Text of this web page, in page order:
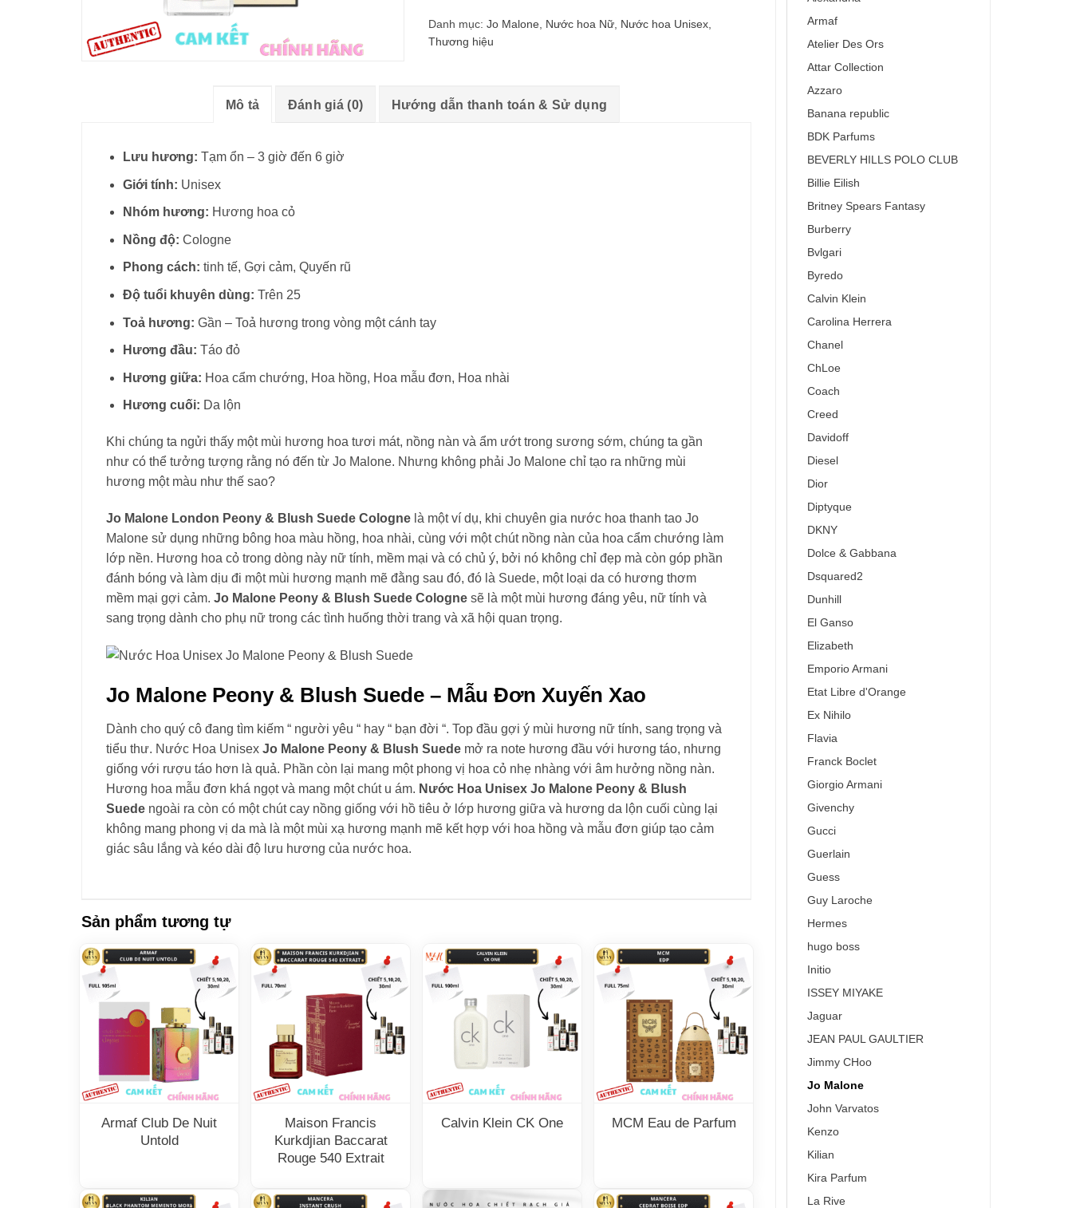
Armaf
Atelier Des Ors
Attar Collection
Azzaro
Banana republic
BDK Parfums
BEVERLY HILLS POLO CLUB
Billie Eilish
Britney Spears Fantasy
Burberry
Bvlgari
Byredo
Calvin Klein
Carolina Herrera
Chanel
ChLoe
Coach
Creed
Davidoff
Diesel
Dior
Diptyque
DKNY
Dolce & Gabbana
Dsquared2
Dunhill
El Ganso
Elizabeth
Emporio Armani
Etat Libre d'Orange
Ex Nihilo
Flavia
Franck Boclet
Giorgio Armani
Givenchy
Gucci
Guerlain
Guess
Guy Laroche
Hermes
hugo boss
Initio
ISSEY MIYAKE
Jaguar
JEAN PAUL GAULTIER
Jimmy CHoo
Jo Malone
John Varvatos
Kenzo
Kilian
Kira Parfum
La Rive
Danh mục: Jo Malone, Nước hoa Nữ, Nước hoa Unisex,
Thương hiệu
Mô tả Đánh giá (0) Hướng dẫn thanh toán & Sử dụng
Lưu hương: Tạm ổn – 3 giờ đến 6 giờ
Giới tính: Unisex
Nhóm hương: Hương hoa cỏ
Nồng độ: Cologne
Phong cách: tinh tế, Gợi cảm, Quyến rũ
Độ tuổi khuyên dùng: Trên 25
Toả hương: Gần – Toả hương trong vòng một cánh tay
Hương đầu: Táo đỏ
Hương giữa: Hoa cẩm chướng, Hoa hồng, Hoa mẫu đơn, Hoa nhài
Hương cuối: Da lộn
Khi chúng ta ngửi thấy một mùi hương hoa tươi mát, nồng nàn và ẩm ướt trong sương sớm, chúng ta gần
như có thể tưởng tượng rằng nó đến từ Jo Malone. Nhưng không phải Jo Malone chỉ tạo ra những mùi
hương một màu như thế sao?
Jo Malone London Peony & Blush Suede Cologne là một ví dụ, khi chuyên gia nước hoa thanh tao Jo
Malone sử dụng những bông hoa màu hồng, hoa nhài, cùng với một chút nồng nàn của hoa cẩm chướng làm
lớp nền. Hương hoa cỏ trong dòng này nữ tính, mềm mại và có chủ ý, bởi nó không chỉ đẹp mà còn góp phần
đánh bóng và làm dịu đi một mùi hương mạnh mẽ đằng sau đó, đó là Suede, một loại da có hương thơm
mềm mại gợi cảm. Jo Malone Peony & Blush Suede Cologne sẽ là một mùi hương đáng yêu, nữ tính và
sang trọng dành cho phụ nữ trong các tình huống thời trang và xã hội quan trọng.
Jo Malone Peony & Blush Suede – Mẫu Đơn Xuyến Xao
Dành cho quý cô đang tìm kiếm “ người yêu “ hay “ bạn đời “. Top đầu gợi ý mùi hương nữ tính, sang trọng và
tiểu thư. Nước Hoa Unisex Jo Malone Peony & Blush Suede mở ra note hương đầu với hương táo, nhưng
giống với rượu táo hơn là quả. Phần còn lại mang một phong vị hoa cỏ nhẹ nhàng với âm hưởng nồng nàn.
Hương hoa mẫu đơn khá ngọt và mang một chút u ám. Nước Hoa Unisex Jo Malone Peony & Blush
Suede ngoài ra còn có một chút cay nồng giống với hồ tiêu ở lớp hương giữa và hương da lộn cuối cùng lại
không mang phong vị da mà là một mùi xạ hương mạnh mẽ kết hợp với hoa hồng và mẫu đơn giúp tạo cảm
giác sâu lắng và kéo dài độ lưu hương của nước hoa.
Sản phẩm tương tự
Armaf Club De Nuit
Untold
Maison Francis
Kurkdjian Baccarat
Rouge 540 Extrait
Calvin Klein CK One MCM Eau de Parfum